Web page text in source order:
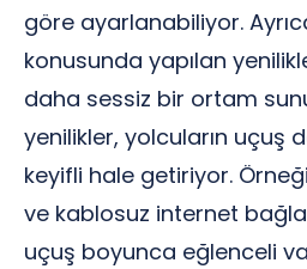
göre ayarlanabiliyor.
konusunda yapılan
daha sessiz bir ortam
yenilikler, yolcuların uçuş
keyifli hale getiriyor.
ve kablosuz internet
uçuş boyunca eğlenceli